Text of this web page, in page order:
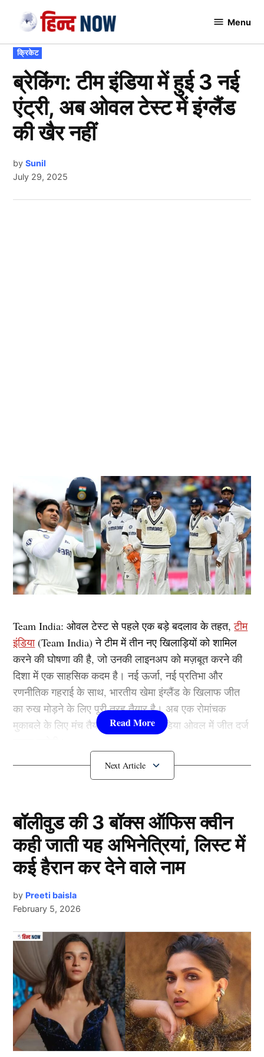
content
Menu
POSTED
IN
क्रिकेट
ब्रेकिंग: टीम इंडिया में हुई 3 नई
एंट्री, अब ओवल टेस्ट में इंग्लैंड
की खैर नहीं
by Sunil
July 29, 2025
Team India: ओवल टेस्ट से पहले एक बड़े बदलाव के तहत,टीम
इंडिया(Team India) ने टीम में तीन नए खिलाड़ियों को शामिल
करने की घोषणा की है, जो उनकी लाइनअप को मज़बूत करने की
दिशा में एक साहसिक कदम है। नई ऊर्जा, नई प्रतिभा और
रणनीतिक गहराई के साथ, भारतीय खेमा इंग्लैंड के खिलाफ जीत
का रुख मोड़ने के लिए पूरी तरह तैयार है। अब एक रोमांचक
मुकाबले के लिए मंच तैयार है क्योंकि टीम इंडिया ओवल में जीत दर्ज
Team India में हुई 3 नई एंट्री!
ओवल टेस्ट से पहले एक बड़े बदलाव के तहत, टीम इंडिया (Team
India) में कुलदीप यादव, अर्शदीप सिंह और ध्रुव जुरेल के रूप में
तीन नए चेहरों की एंट्री हो सकती है। सीरीज़ में पिचें सूखी रहने के
कारण, टीम प्रबंधन कुलदीप को चुनने के लिए इच्छुक दिख रहा
है।
Next Article
बॉलीवुड की 3 बॉक्स ऑफिस क्वीन
कही जाती यह अभिनेत्रियां, लिस्ट में
कई हैरान कर देने वाले नाम
by Preeti baisla
February 5, 2026